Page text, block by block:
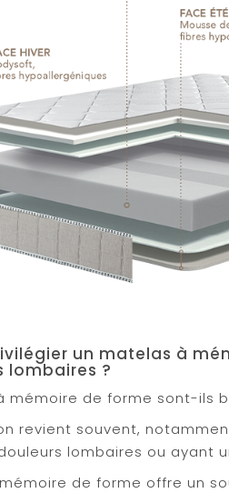
un matelas à
lombaires ?
mémoire de forme sont-ils
revient souvent,
lombaires ou ayant
de forme offre un